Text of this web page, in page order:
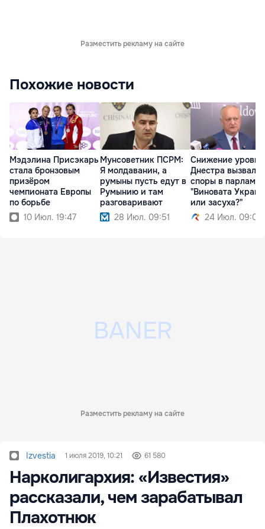
Разместить рекламу на сайте
Похожие новости
Мэдэлина Присэкарь
стала бронзовым
призёром
чемпионата Европы
по борьбе
10 Июл. 19:47
Мунсоветник ПСРМ:
Я молдаванин, а
румыны пусть едут в
Румынию и там
разговаривают
28 Июл. 09:51
Снижение уровня
Днестра вызвало
споры в
"Виновата
или засуха?"
24 Июл. 09:07
Разместить рекламу на сайте
Izvestia 1 июля 2019, 10:21 61 580
Нарколигархия: «Известия»
рассказали, чем зарабатывал
Плахотнюк